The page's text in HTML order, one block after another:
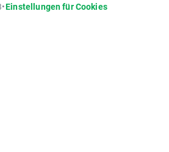
•Einstellungen für Cookies